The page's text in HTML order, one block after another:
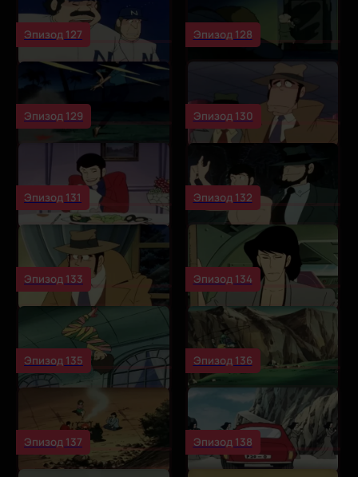
Эпизод 127 Эпизод 128
Эпизод 129 Эпизод 130
Эпизод 131 Эпизод 132
Эпизод 133 Эпизод 134
Эпизод 135 Эпизод 136
Эпизод 137 Эпизод 138